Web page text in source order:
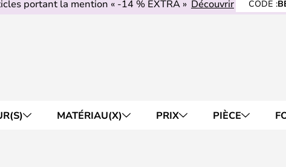
portant la mention « -14 % EXTRA » Découvrir CODE :
MATÉRIAU(X) PRIX PIÈCE